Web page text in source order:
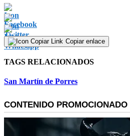
seconds
of
0
seconds
Copiar enlace
TAGS RELACIONADOS
San Martín de Porres